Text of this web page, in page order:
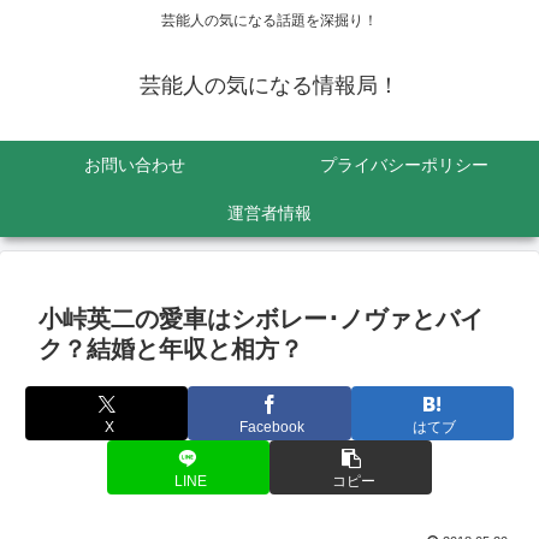
芸能人の気になる話題を深掘り！
芸能人の気になる情報局！
お問い合わせ プライバシーポリシー
運営者情報
小峠英二の愛車はシボレー･ノヴァとバイ
ク？結婚と年収と相方？
X Facebook はてブ
LINE コピー